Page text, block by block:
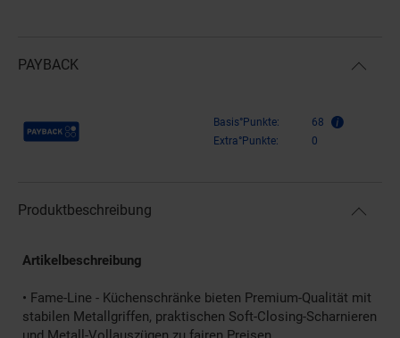
PAYBACK
Payback Punkte Basis°Punkte:
68
Extra°Punkte:
0
Produktbeschreibung
Artikelbeschreibung
• Fame-Line - Küchenschränke bieten Premium-Qualität mit
stabilen Metallgriffen, praktischen Soft-Closing-Scharnieren